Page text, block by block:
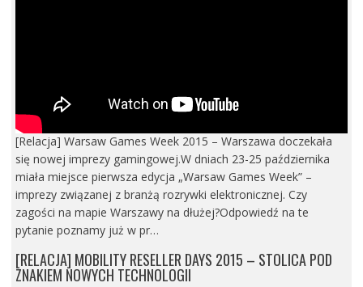
[Relacja] Warsaw Games Week 2015 – Warszawa doczekała
się nowej imprezy gamingowej.W dniach 23-25 października
miała miejsce pierwsza edycja „Warsaw Games Week” –
imprezy związanej z branżą rozrywki elektronicznej. Czy
zagości na mapie Warszawy na dłużej?Odpowiedź na te
pytanie poznamy już w pr…
[RELACJA] MOBILITY RESELLER DAYS 2015 – STOLICA POD
ZNAKIEM NOWYCH TECHNOLOGII